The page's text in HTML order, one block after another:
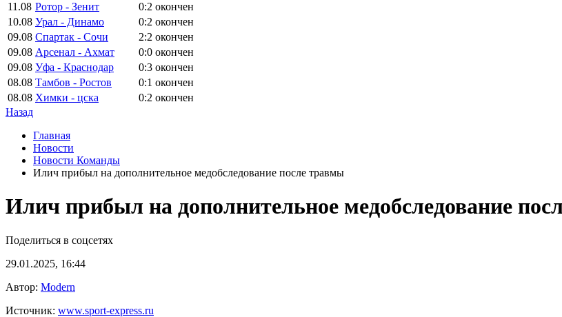
11.08 Ротор - Зенит 0:2 окончен
10.08 Урал - Динамо 0:2 окончен
09.08 Спартак - Сочи 2:2 окончен
09.08 Арсенал - Ахмат 0:0 окончен
09.08 Уфа - Краснодар 0:3 окончен
08.08 Тамбов - Ростов 0:1 окончен
08.08 Химки - цска 0:2 окончен
Назад
Главная
Новости
Новости Команды
Илич прибыл на дополнительное медобследование после травмы
Илич прибыл на дополнительное медобследование
Поделиться в соцсетях
29.01.2025, 16:44
Автор: Modern
Источник: www.sport-express.ru